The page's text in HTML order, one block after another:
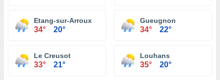
Etang-sur-Arroux
34° 20°
Gueugnon
34° 22°
Le Creusot
33° 21°
Louhans
35° 20°